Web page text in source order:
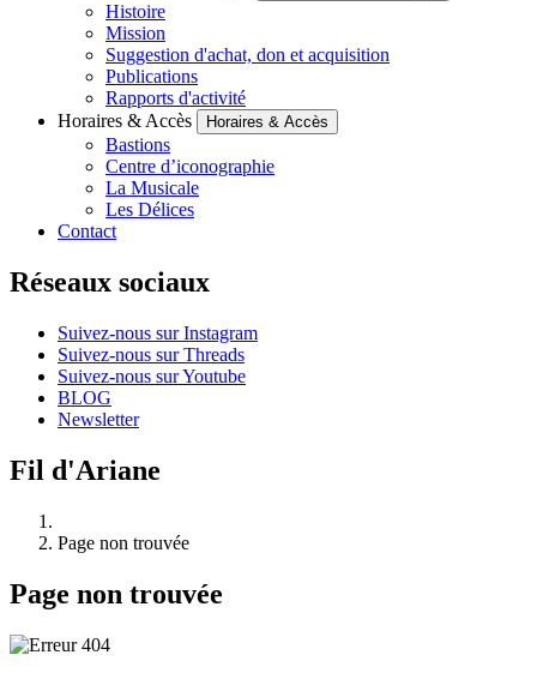
Histoire
Mission
Suggestion d'achat, don et acquisition
Publications
Rapports d'activité
Horaires & Accès
Horaires & Accès
Bastions
Centre d’iconographie
La Musicale
Les Délices
Contact
Réseaux sociaux
Suivez-nous sur Instagram
Suivez-nous sur Threads
Suivez-nous sur Youtube
BLOG
Newsletter
Fil d'Ariane
Page non trouvée
Page non trouvée